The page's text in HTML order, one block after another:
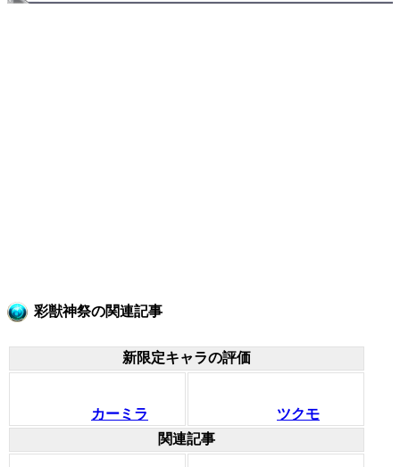
彩獣神祭の関連記事
新限定キャラの評価
カーミラ
ツクモ
関連記事